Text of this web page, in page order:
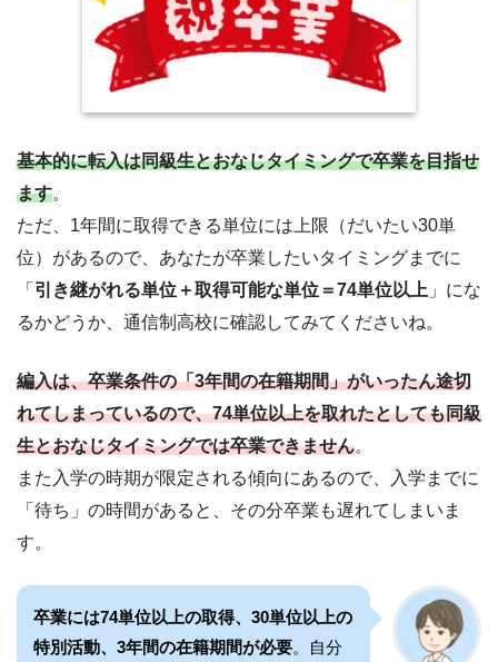
基本的に転入は同級生とおなじタイミングで卒業を目指せ
ます。
ただ、1年間に取得できる単位には上限（だいたい30単
位）があるので、あなたが卒業したいタイミングまでに
「 引き継がれる単位＋取得可能な単位＝74単位以上 」にな
るかどうか、通信制高校に確認してみてくださいね。
編入は、卒業条件の「3年間の在籍期間」がいったん途切
れてしまっているので、74単位以上を取れたとしても同級
生とおなじタイミングでは卒業できません。
また入学の時期が限定される傾向にあるので、入学までに
「待ち」の時間があると、その分卒業も遅れてしまいま
す。
卒業には74単位以上の取得、30単位以上の
特別活動、3年間の在籍期間が必要。自分